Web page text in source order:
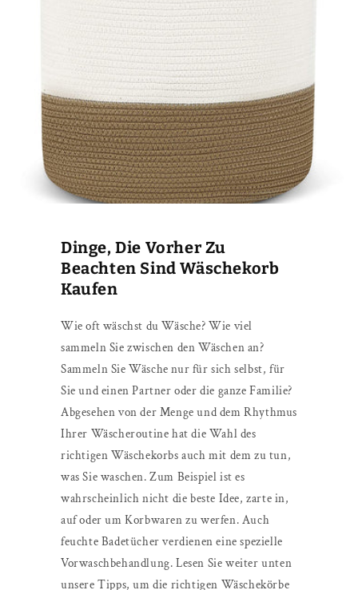
Dinge, Die Vorher Zu
Beachten Sind Wäschekorb
Kaufen
Wie oft wäschst du Wäsche? Wie viel
sammeln Sie zwischen den Wäschen an?
Sammeln Sie Wäsche nur für sich selbst, für
Sie und einen Partner oder die ganze Familie?
Abgesehen von der Menge und dem Rhythmus
Ihrer Wäscheroutine hat die Wahl des
richtigen Wäschekorbs auch mit dem zu tun,
was Sie waschen. Zum Beispiel ist es
wahrscheinlich nicht die beste Idee, zarte in,
auf oder um Korbwaren zu werfen. Auch
feuchte Badetücher verdienen eine spezielle
Vorwaschbehandlung. Lesen Sie weiter unten
unsere Tipps, um die richtigen Wäschekörbe